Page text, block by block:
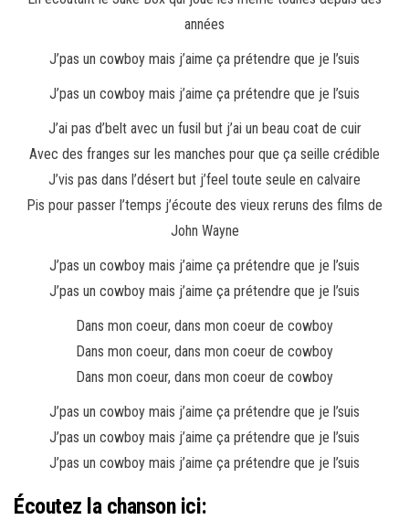
années
J’pas un cowboy mais j’aime ça prétendre que je l’suis
J’pas un cowboy mais j’aime ça prétendre que je l’suis
J’ai pas d’belt avec un fusil but j’ai un beau coat de cuir
Avec des franges sur les manches pour que ça seille crédible
J’vis pas dans l’désert but j’feel toute seule en calvaire
Pis pour passer l’temps j’écoute des vieux reruns des films de
John Wayne
J’pas un cowboy mais j’aime ça prétendre que je l’suis
J’pas un cowboy mais j’aime ça prétendre que je l’suis
Dans mon coeur, dans mon coeur de cowboy
Dans mon coeur, dans mon coeur de cowboy
Dans mon coeur, dans mon coeur de cowboy
J’pas un cowboy mais j’aime ça prétendre que je l’suis
J’pas un cowboy mais j’aime ça prétendre que je l’suis
J’pas un cowboy mais j’aime ça prétendre que je l’suis
Écoutez la chanson ici: